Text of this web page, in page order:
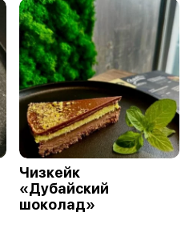
Чизкейк
«Дубайский
шоколад»